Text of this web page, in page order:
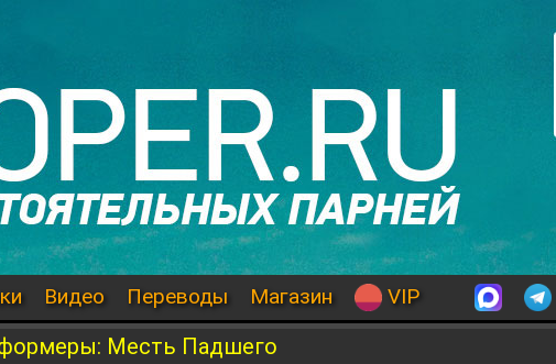
Видео Переводы Магазин VIP
Месть Падшего